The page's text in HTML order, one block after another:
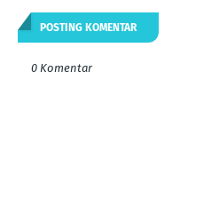
POSTING KOMENTAR
0 Komentar